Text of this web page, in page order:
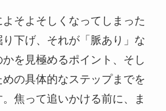
そよそしくなってしまった
下げ、それが「脈あり」な
を見極めるポイント、そし
の具体的なステップまでを
焦って追いかける前に、ま